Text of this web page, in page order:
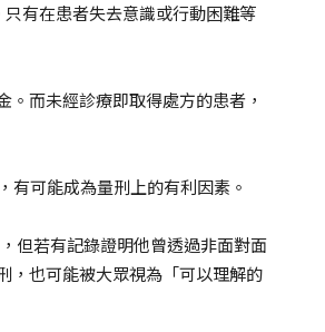
有在患者失去意識或行動困難等
而未經診療即取得處方的患者，
有可能成為量刑上的有利因素。
但若有記錄證明他曾透過非面對面
，也可能被大眾視為「可以理解的